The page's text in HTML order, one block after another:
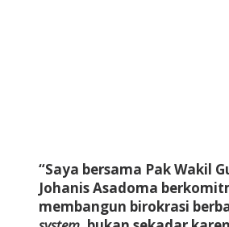
“Saya bersama Pak Wakil
Johanis Asadoma
membangun birokrasi